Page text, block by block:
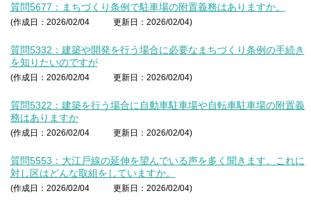
質問5677：まちづくり条例で駐車場の附置義務はありますか。
(作成日：2026/02/04 更新日：2026/02/04)
質問5332：建築や開発を行う場合に必要なまちづくり条例の手続き
を知りたいのですが
(作成日：2026/02/04 更新日：2026/02/04)
質問5322：建築を行う場合に自動車駐車場や自転車駐車場の附置義
務はありますか
(作成日：2026/02/04 更新日：2026/02/04)
質問5553：大江戸線の延伸を望んでいる声を多く聞きます。これに
対し区はどんな取組をしていますか。
(作成日：2026/02/04 更新日：2026/02/04)